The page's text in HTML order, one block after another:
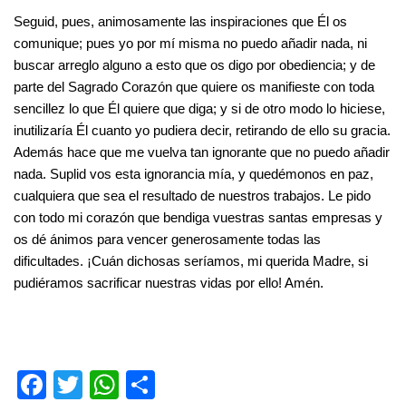
Seguid, pues, animosamente las inspiraciones que Él os
comunique; pues yo por mí misma no puedo añadir nada, ni
buscar arreglo alguno a esto que os digo por obediencia; y de
parte del Sagrado Corazón que quiere os manifieste con toda
sencillez lo que Él quiere que diga; y si de otro modo lo hiciese,
inutilizaría Él cuanto yo pudiera decir, retirando de ello su gracia.
Además hace que me vuelva tan ignorante que no puedo añadir
nada. Suplid vos esta ignorancia mía, y quedémonos en paz,
cualquiera que sea el resultado de nuestros trabajos. Le pido
con todo mi corazón que bendiga vuestras santas empresas y
os dé ánimos para vencer generosamente todas las
dificultades. ¡Cuán dichosas seríamos, mi querida Madre, si
pudiéramos sacrificar nuestras vidas por ello! Amén.
F
T
W